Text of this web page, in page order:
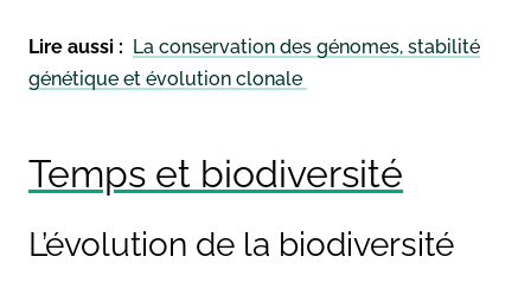
Lire aussi : La conservation des génomes, stabilité
génétique et évolution clonale
Temps et biodiversité
L’évolution de la biodiversité